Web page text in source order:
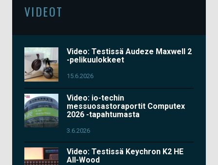
VIDEOT
Video: Testissä Audeze Maxwell 2
-pelikuulokkeet
15.6.2026
Video: io-techin
messuosastoraportit Computex
2026 -tapahtumasta
3.6.2026
Video: Testissä Keychron K2 HE
All-Wood